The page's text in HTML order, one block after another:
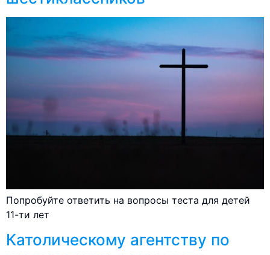
Попробуйте ответить на вопросы теста для детей
11-ти лет
Католическому агентству по